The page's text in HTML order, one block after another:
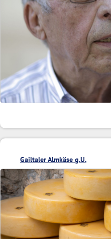
Gailtaler Almkäse g.U.